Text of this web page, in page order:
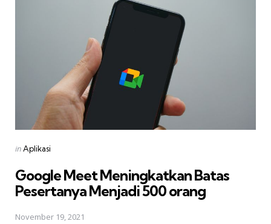
Posted
inAplikasi
Google Meet Meningkatkan Batas
Pesertanya Menjadi 500 orang
November 19, 2021